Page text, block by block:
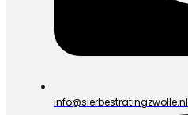
info@sierbestratingzwolle.nl